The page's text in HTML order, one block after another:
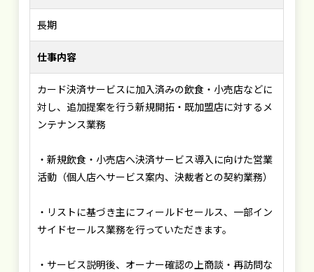
長期
仕事内容
カード決済サービスに加入済みの飲食・小売店などに
対し、追加提案を行う新規開拓・既加盟店に対するメ
ンテナンス業務
・新規飲食・小売店へ決済サービス導入に向けた営業
活動（個人店へサービス案内、決裁者との契約業務）
・リストに基づき主にフィールドセールス、一部イン
サイドセールス業務を行っていただきます。
・サービス説明後、オーナー確認の上商談・再訪問な